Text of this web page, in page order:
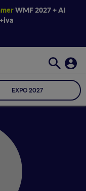
WMF 2027 + AI
EXPO 2027